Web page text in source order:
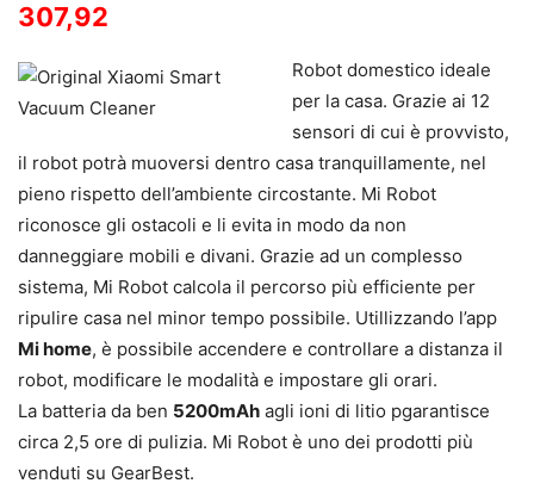
307,92
Robot domestico ideale
per la casa. Grazie ai 12
sensori di cui è provvisto,
il robot potrà muoversi dentro casa tranquillamente, nel
pieno rispetto dell’ambiente circostante. Mi Robot
riconosce gli ostacoli e li evita in modo da non
danneggiare mobili e divani. Grazie ad un complesso
sistema, Mi Robot calcola il percorso più efficiente per
ripulire casa nel minor tempo possibile. Utillizzando l’app
Mi home, è possibile accendere e controllare a distanza il
robot, modificare le modalità e impostare gli orari.
La batteria da ben 5200mAh agli ioni di litio pgarantisce
circa 2,5 ore di pulizia. Mi Robot è uno dei prodotti più
venduti su GearBest.